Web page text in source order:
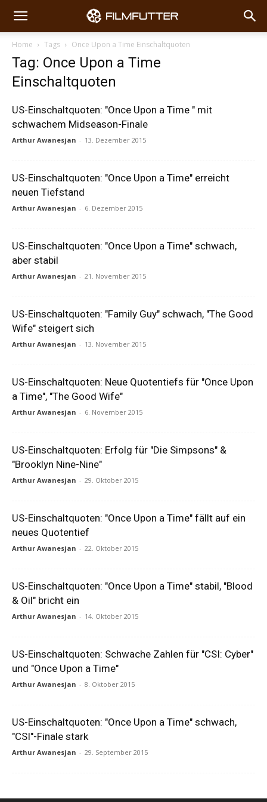
Home Tags Once Upon a Time Einschaltquoten
Tag: Once Upon a Time
Einschaltquoten
US-Einschaltquoten: "Once Upon a Time " mit
schwachem Midseason-Finale
Arthur Awanesjan - 13. Dezember 2015
US-Einschaltquoten: "Once Upon a Time" erreicht
neuen Tiefstand
Arthur Awanesjan - 6. Dezember 2015
US-Einschaltquoten: "Once Upon a Time" schwach,
aber stabil
Arthur Awanesjan - 21. November 2015
US-Einschaltquoten: "Family Guy" schwach, "The Good
Wife" steigert sich
Arthur Awanesjan - 13. November 2015
US-Einschaltquoten: Neue Quotentiefs für "Once Upon
a Time", "The Good Wife"
Arthur Awanesjan - 6. November 2015
US-Einschaltquoten: Erfolg für "Die Simpsons" &
"Brooklyn Nine-Nine"
Arthur Awanesjan - 29. Oktober 2015
US-Einschaltquoten: "Once Upon a Time" fällt auf ein
neues Quotentief
Arthur Awanesjan - 22. Oktober 2015
US-Einschaltquoten: "Once Upon a Time" stabil, "Blood
& Oil" bricht ein
Arthur Awanesjan - 14. Oktober 2015
US-Einschaltquoten: Schwache Zahlen für "CSI: Cyber"
und "Once Upon a Time"
Arthur Awanesjan - 8. Oktober 2015
US-Einschaltquoten: "Once Upon a Time" schwach,
"CSI"-Finale stark
Arthur Awanesjan - 29. September 2015